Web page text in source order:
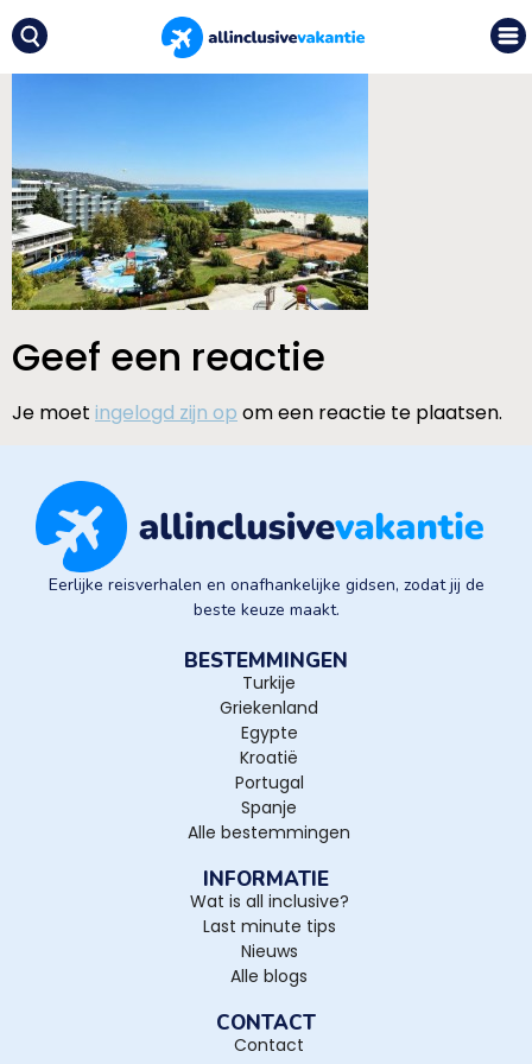
Geef een reactie
Je moet ingelogd zijn op om een reactie te plaatsen.
Eerlijke reisverhalen en onafhankelijke gidsen, zodat jij de
beste keuze maakt.
BESTEMMINGEN
Turkije
Griekenland
Egypte
Kroatië
Portugal
Spanje
Alle bestemmingen
INFORMATIE
Wat is all inclusive?
Last minute tips
Nieuws
Alle blogs
CONTACT
Contact